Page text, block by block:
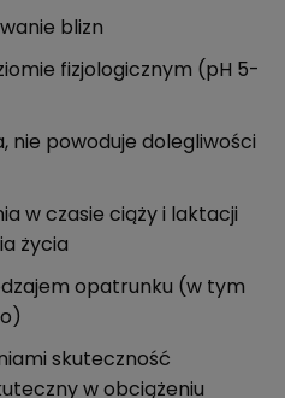
blizn
fizjologicznym (pH 5-
nie powoduje dolegliwości
w czasie ciąży i laktacji
życia
opatrunku (w tym
skuteczność
w obciążeniu